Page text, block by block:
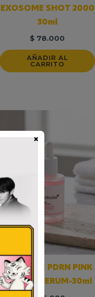
EXOSOME SHOT 2000
30ml
$ 78.000
AÑADIR AL
CARRITO
MEDICUBE PDRN PINK
PEPTIDE SERUM-30ml
×